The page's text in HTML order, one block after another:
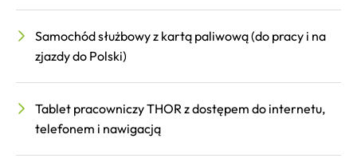
Samochód służbowy z kartą paliwową (do pracy i na
zjazdy do Polski)
Tablet pracowniczy THOR z dostępem do internetu,
telefonem i nawigacją